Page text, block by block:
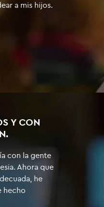
a mis hijos.
Y CON
con la gente
Ahora que
he
hecho